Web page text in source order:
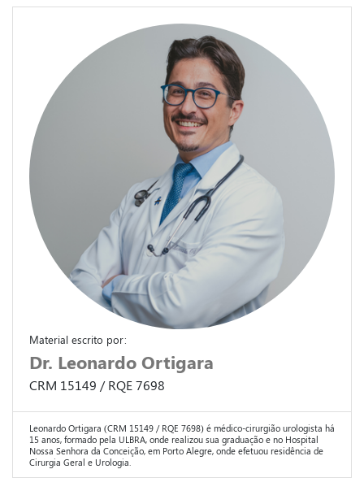
Material escrito por:
Dr. Leonardo Ortigara
CRM 15149 / RQE 7698
Leonardo Ortigara (CRM 15149 / RQE 7698) é médico-cirurgião urologista há
15 anos, formado pela ULBRA, onde realizou sua graduação e no Hospital
Nossa Senhora da Conceição, em Porto Alegre, onde efetuou residência de
Cirurgia Geral e Urologia.